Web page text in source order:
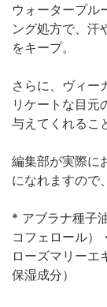
ウォータープル
ング処方で、汗
をキープ。
さらに、ヴィー
リケートな目元
与えてくれるこ
編集部が実際に
になれますので
* アブラナ種子
コフェロール）
ローズマリーエ
保湿成分）